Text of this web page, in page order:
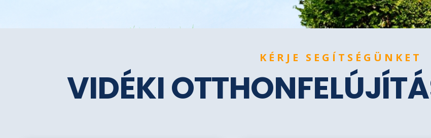
KÉRJE SEGÍTSÉGÜNKET
VIDÉKI